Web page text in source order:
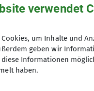
C Bergsteigen
verwendet
Cookies, um Inhalte und
geben wir
Informationen
haben.